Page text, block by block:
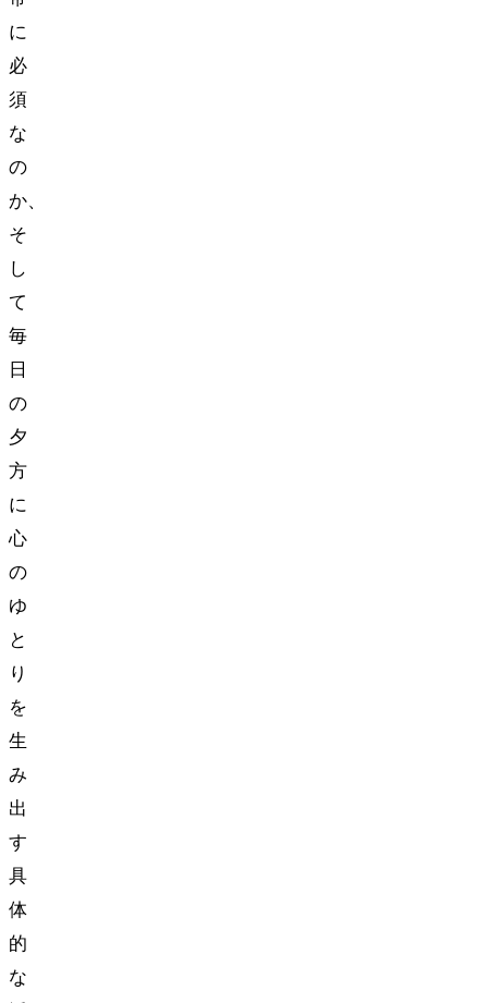
に
必
須
な
の
か、
そ
し
て
毎
日
の
夕
方
に
心
の
ゆ
と
り
を
生
み
出
す
具
体
的
な